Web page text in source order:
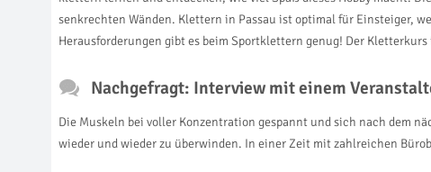
senkrechten Wänden. Klettern in Passau ist optimal für Einsteiger,
Herausforderungen gibt es beim Sportklettern genug! Der
Nachgefragt: Interview mit einem
Die Muskeln bei voller Konzentration gespannt und sich nach dem
wieder und wieder zu überwinden. In einer Zeit mit zahlreichen